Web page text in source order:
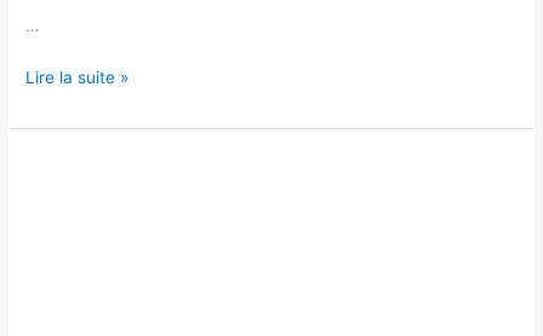
…
Quelle
la
Lire la suite »